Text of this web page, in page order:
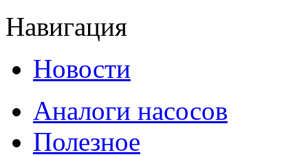
Навигация
Новости
Аналоги насосов
Полезное